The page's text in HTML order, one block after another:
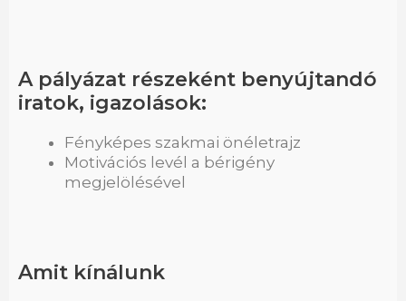
A pályázat részeként benyújtandó
iratok, igazolások:
Fényképes szakmai önéletrajz
Motivációs levél a bérigény
megjelölésével
Amit kínálunk